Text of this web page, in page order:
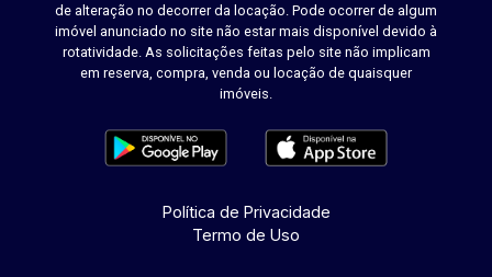
de alteração no decorrer da locação. Pode ocorrer de algum
imóvel anunciado no site não estar mais disponível devido à
rotatividade. As solicitações feitas pelo site não implicam
em reserva, compra, venda ou locação de quaisquer
imóveis.
Política de Privacidade
Termo de Uso